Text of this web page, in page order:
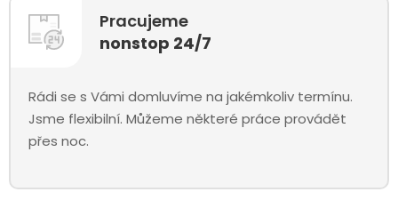
Pracujeme
nonstop 24/7
Rádi se s Vámi domluvíme na jakémkoliv termínu.
Jsme flexibilní. Můžeme některé práce provádět
přes noc.